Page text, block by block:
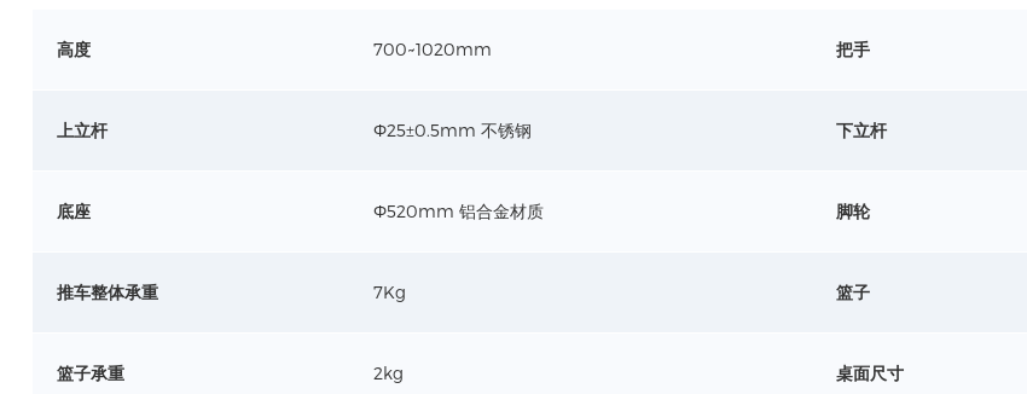
高度 700~1020mm 把手
上立杆 Ф25±0.5mm 不锈钢 下立杆
底座 Ф520mm 铝合金材质 脚轮
推车整体承重 7Kg 篮子
篮子承重 2kg 桌面尺寸